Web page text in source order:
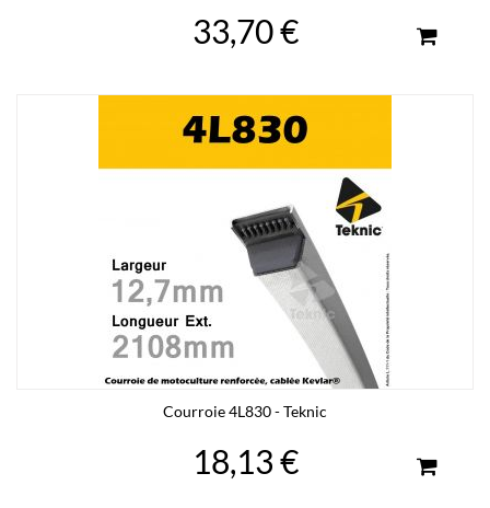
33,70 €
Courroie 4L830 - Teknic
18,13 €